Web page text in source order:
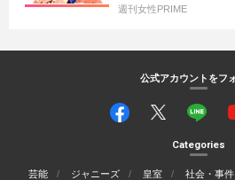
週刊女性PRIME
公式アカウントをフ
Categories
芸能 ジャニーズ 皇室 社会・事件